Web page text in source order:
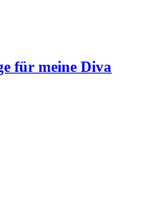
für meine Diva